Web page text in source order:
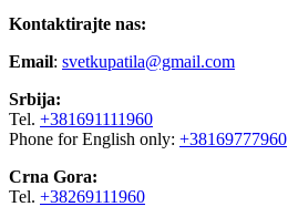
Kontaktirajte nas:
Email: svetkupatila@gmail.com
Srbija:
Tel. +381691111960
Phone for English only: +38169777960
Crna Gora:
Tel. +38269111960